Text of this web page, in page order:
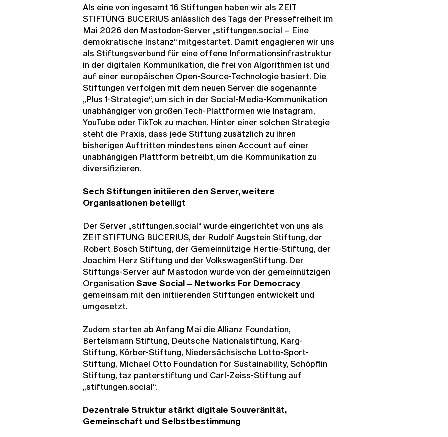
Als eine von ingesamt 16 Stiftungen haben wir als ZEIT
STIFTUNG BUCERIUS anlässlich des Tags der Pressefreiheit im
Mai 2026 den Mastodon-Server „stiftungen.social – Eine
demokratische Instanz“ mitgestartet. Damit engagieren wir uns
als Stiftungsverbund für eine offene Informationsinfrastruktur
in der digitalen Kommunikation, die frei von Algorithmen ist und
auf einer europäischen Open-Source-Technologie basiert. Die
Stiftungen verfolgen mit dem neuen Server die sogenannte
„Plus 1-Strategie“, um sich in der Social-Media-Kommunikation
unabhängiger von großen Tech-Plattformen wie Instagram,
YouTube oder TikTok zu machen. Hinter einer solchen Strategie
steht die Praxis, dass jede Stiftung zusätzlich zu ihren
bisherigen Auftritten mindestens einen Account auf einer
unabhängigen Plattform betreibt, um die Kommunikation zu
diversifizieren.
Sech Stiftungen initiieren den Server, weitere
Organisationen beteiligt
Der Server „stiftungen.social“ wurde eingerichtet von uns als
ZEIT STIFTUNG BUCERIUS, der Rudolf Augstein Stiftung, der
Robert Bosch Stiftung, der Gemeinnützige Hertie-Stiftung, der
Joachim Herz Stiftung und der VolkswagenStiftung. Der
Stiftungs-Server auf Mastodon wurde von der gemeinnützigen
Organisation Save Social – Networks For Democracy
gemeinsam mit den initiierenden Stiftungen entwickelt und
umgesetzt.
Zudem starten ab Anfang Mai die Allianz Foundation,
Bertelsmann Stiftung, Deutsche Nationalstiftung, Karg-
Stiftung, Körber-Stiftung, Niedersächsische Lotto-Sport-
Stiftung, Michael Otto Foundation for Sustainability, Schöpflin
Stiftung, taz panterstiftung und Carl-Zeiss-Stiftung auf
„stiftungen.social“.
Dezentrale Struktur stärkt digitale Souveränität,
Gemeinschaft und Selbstbestimmung